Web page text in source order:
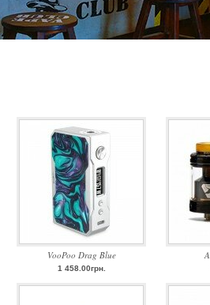
VooPoo Drag Blue
1 458.00грн.